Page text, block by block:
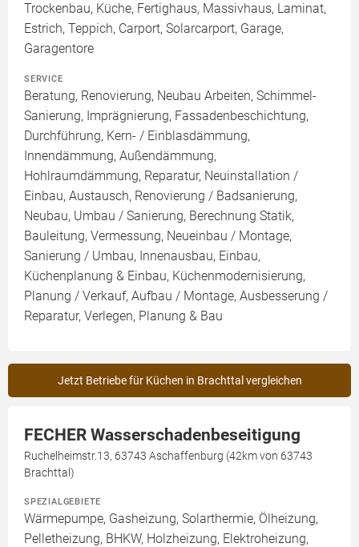
Trockenbau, Küche, Fertighaus, Massivhaus, Laminat,
Estrich, Teppich, Carport, Solarcarport, Garage,
Garagentore
SERVICE
Beratung, Renovierung, Neubau Arbeiten, Schimmel-
Sanierung, Imprägnierung, Fassadenbeschichtung,
Durchführung, Kern- / Einblasdämmung,
Innendämmung, Außendämmung,
Hohlraumdämmung, Reparatur, Neuinstallation /
Einbau, Austausch, Renovierung / Badsanierung,
Neubau, Umbau / Sanierung, Berechnung Statik,
Bauleitung, Vermessung, Neueinbau / Montage,
Sanierung / Umbau, Innenausbau, Einbau,
Küchenplanung & Einbau, Küchenmodernisierung,
Planung / Verkauf, Aufbau / Montage, Ausbesserung /
Reparatur, Verlegen, Planung & Bau
Jetzt Betriebe für Küchen in Brachttal vergleichen
FECHER Wasserschadenbeseitigung
Ruchelheimstr.13, 63743 Aschaffenburg (42km von 63743
Brachttal)
SPEZIALGEBIETE
Wärmepumpe, Gasheizung, Solarthermie, Ölheizung,
Pelletheizung, BHKW, Holzheizung, Elektroheizung,